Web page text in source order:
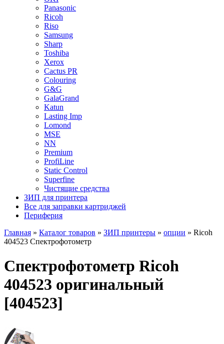
Panasonic
Ricoh
Riso
Samsung
Sharp
Toshiba
Xerox
Cactus PR
Colouring
G&G
GalaGrand
Katun
Lasting Imp
Lomond
MSE
NN
Premium
ProfiLine
Static Control
Superfine
Чистящие средства
ЗИП для принтера
Все для заправки картриджей
Периферия
Главная » Каталог товаров » ЗИП принтеры » опции » Ricoh
404523 Спектрофотометр
Спектрофотометр Ricoh
404523 оригинальный
[404523]